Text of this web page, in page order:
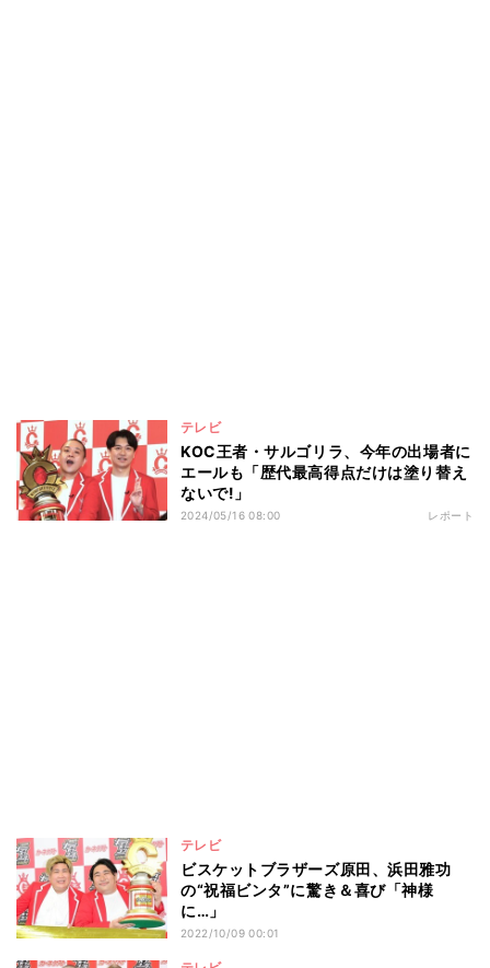
テレビ
KOC王者・サルゴリラ、今年の出場者に
エールも「歴代最高得点だけは塗り替え
ないで!」
2024/05/16 08:00 レポート
テレビ
ビスケットブラザーズ原田、浜田雅功
の“祝福ビンタ”に驚き＆喜び「神様
に…」
2022/10/09 00:01